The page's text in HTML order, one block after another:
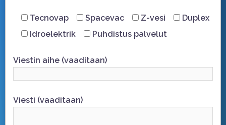
Tecnovap Spacevac Z-vesi
Duplex
Idroelektrik
Puhdistus palvelut
Viestin aihe (vaaditaan)
Viesti (vaaditaan)